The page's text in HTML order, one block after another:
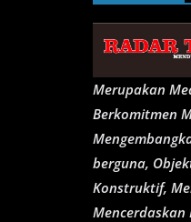
Merupakan
Berkomitmen
berguna,
Konstruktif,
Mencerdaskan